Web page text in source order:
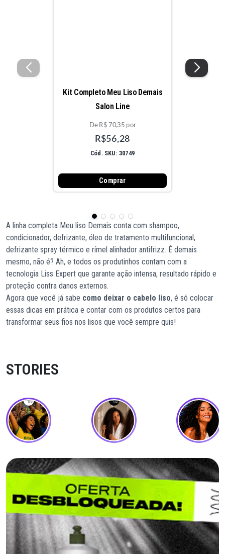
Kit Completo Meu Liso Demais
Salon Line
De R$ 70,35 por
R$56,28
Cód. SKU: 30749
Comprar
A linha completa Meu liso Demais conta com shampoo,
condicionador, defrizante, óleo de tratamento multifuncional,
defrizante spray térmico e rímel alinhador antifrizz. É demais
mesmo, não é? Ah, e todos os produtinhos contam com a
tecnologia Liss Expert que garante ação intensa, resultado rápido e
proteção contra danos externos.
Agora que você já sabe como deixar o cabelo liso, é só colocar
essas dicas em prática e contar com os produtos certos para
transformar seus fios nos lisos que você sempre quis!
STORIES